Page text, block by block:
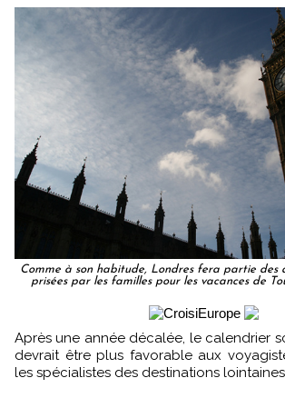
Comme à son habitude, Londres fera partie des
prisées par les familles pour les vacances de
Après une année décalée, le calendrier scolaire 2013-2014
devrait être plus favorable aux
les spécialistes des destinations